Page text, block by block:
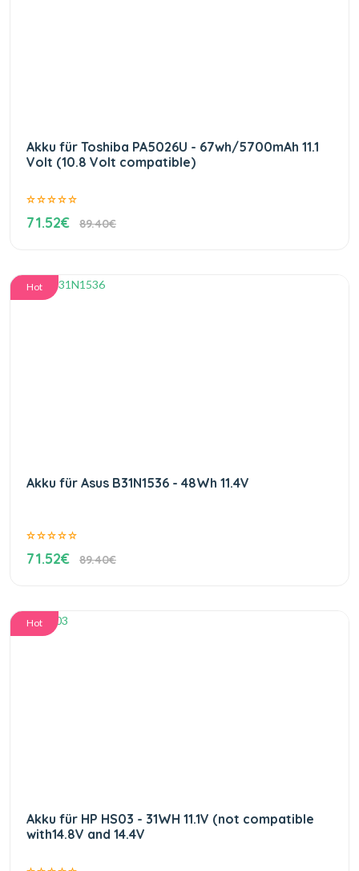
Akku für Toshiba PA5026U - 67wh/5700mAh 11.1
Volt (10.8 Volt compatible)
71.52€ 89.40€
Hot
Akku für Asus B31N1536 - 48Wh 11.4V
71.52€ 89.40€
Hot
Akku für HP HS03 - 31WH 11.1V (not compatible
with14.8V and 14.4V